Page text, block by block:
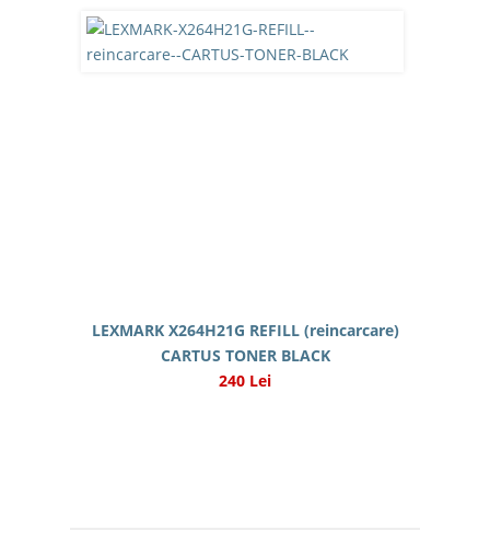
LEXMARK X264H21G REFILL (reincarcare)
CARTUS TONER BLACK
240 Lei